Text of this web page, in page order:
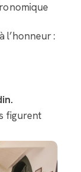
l’honneur :
figurent